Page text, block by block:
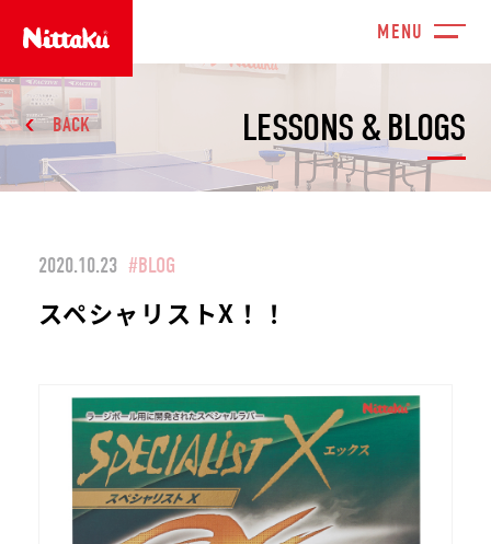
LESSONS & BLOGS
BACK
2020.10.23 #BLOG
スペシャリストX！！